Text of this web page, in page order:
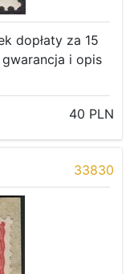
dopłaty za 15
i opis
40 PLN
33830